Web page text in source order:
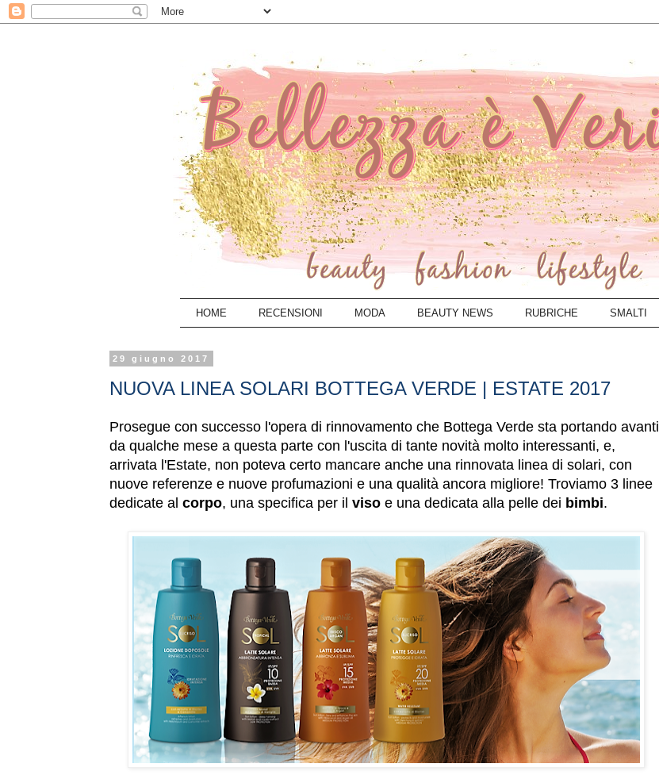
HOME RECENSIONI MODA BEAUTY NEWS RUBRICHE SMALTI
29 giugno 2017
NUOVA LINEA SOLARI BOTTEGA VERDE | ESTATE 2017
Prosegue con successo l'opera di rinnovamento che Bottega Verde sta portando avanti
da qualche mese a questa parte con l'uscita di tante novità molto interessanti, e,
arrivata l'Estate, non poteva certo mancare anche una rinnovata linea di solari, con
nuove referenze e nuove profumazioni e una qualità ancora migliore! Troviamo 3 linee
dedicate al corpo, una specifica per il viso e una dedicata alla pelle dei bimbi.